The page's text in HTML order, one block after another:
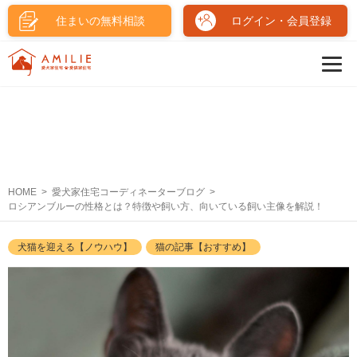
住まいの無料相談 ログイン・会員登録
HOME
愛犬家住宅コーディネーターブログ
ロシアンブルーの性格とは？特徴や飼い方、向いている飼い主像を解説！
犬猫を迎える【ノウハウ】 猫の記事【おすすめ】